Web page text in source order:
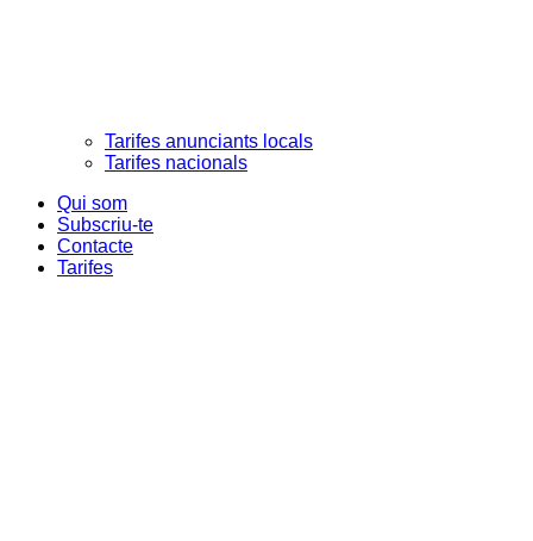
Tarifes anunciants locals
Tarifes nacionals
Qui som
Subscriu-te
Contacte
Tarifes